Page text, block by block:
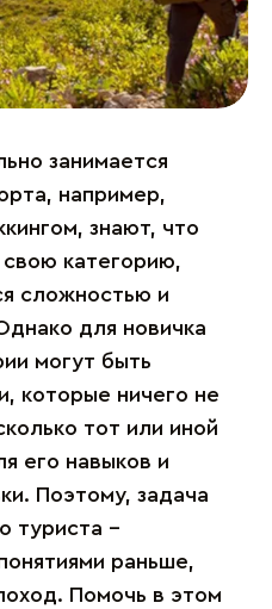
занимается
например,
знают, что
категорию,
сложностью и
для новичка
могут быть
которые ничего не
тот или иной
его навыков и
Поэтому, задача
туриста –
раньше,
Помочь в этом